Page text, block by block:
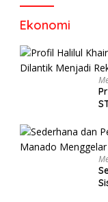
Ekonomi